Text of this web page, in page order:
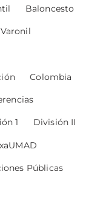
Baloncesto
Colombia
1 División II
Públicas